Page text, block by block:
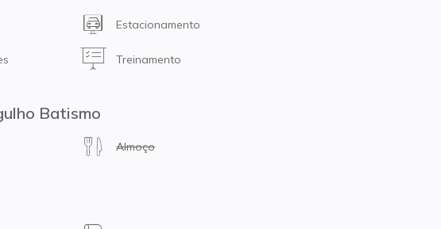
Estacionamento
Treinamento
Batismo
Almoço